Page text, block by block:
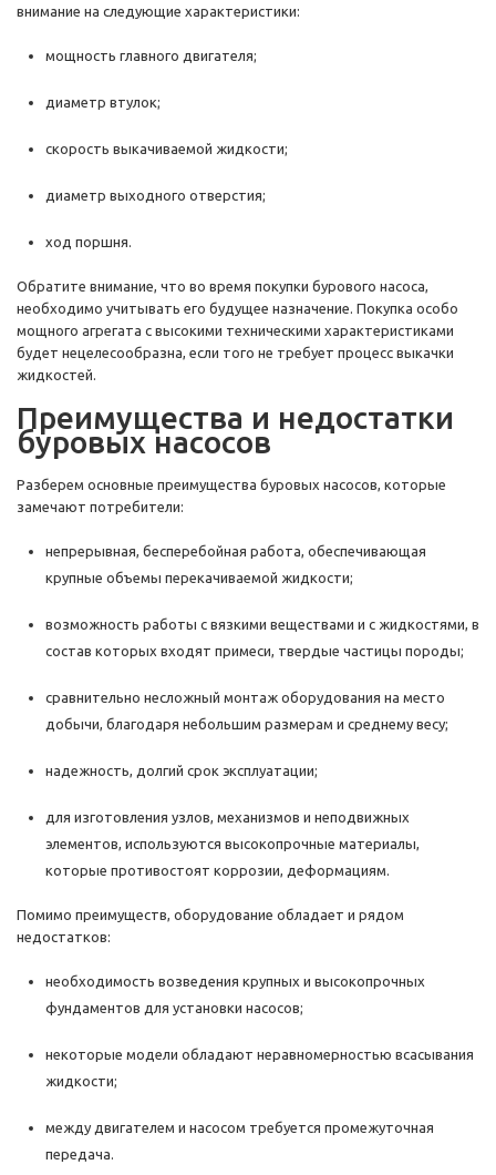
внимание на следующие характеристики:
мощность главного двигателя;
диаметр втулок;
скорость выкачиваемой жидкости;
диаметр выходного отверстия;
ход поршня.
Обратите внимание, что во время покупки бурового насоса,
необходимо учитывать его будущее назначение. Покупка особо
мощного агрегата с высокими техническими характеристиками
будет нецелесообразна, если того не требует процесс выкачки
жидкостей.
Преимущества и недостатки
буровых насосов
Разберем основные преимущества буровых насосов, которые
замечают потребители:
непрерывная, бесперебойная работа, обеспечивающая
крупные объемы перекачиваемой жидкости;
возможность работы с вязкими веществами и с жидкостями, в
состав которых входят примеси, твердые частицы породы;
сравнительно несложный монтаж оборудования на место
добычи, благодаря небольшим размерам и среднему весу;
надежность, долгий срок эксплуатации;
для изготовления узлов, механизмов и неподвижных
элементов, используются высокопрочные материалы,
которые противостоят коррозии, деформациям.
Помимо преимуществ, оборудование обладает и рядом
недостатков:
необходимость возведения крупных и высокопрочных
фундаментов для установки насосов;
некоторые модели обладают неравномерностью всасывания
жидкости;
между двигателем и насосом требуется промежуточная
передача.